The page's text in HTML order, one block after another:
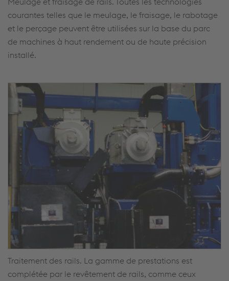
courantes telles que le meulage, le fraisage, le rabotage
et le perçage peuvent être utilisées sur la base du parc
de machines à haut rendement ou de haute précision
installé.
Traitement des rails. La gamme de prestations est
complétée par le revêtement de rails, comme ceux